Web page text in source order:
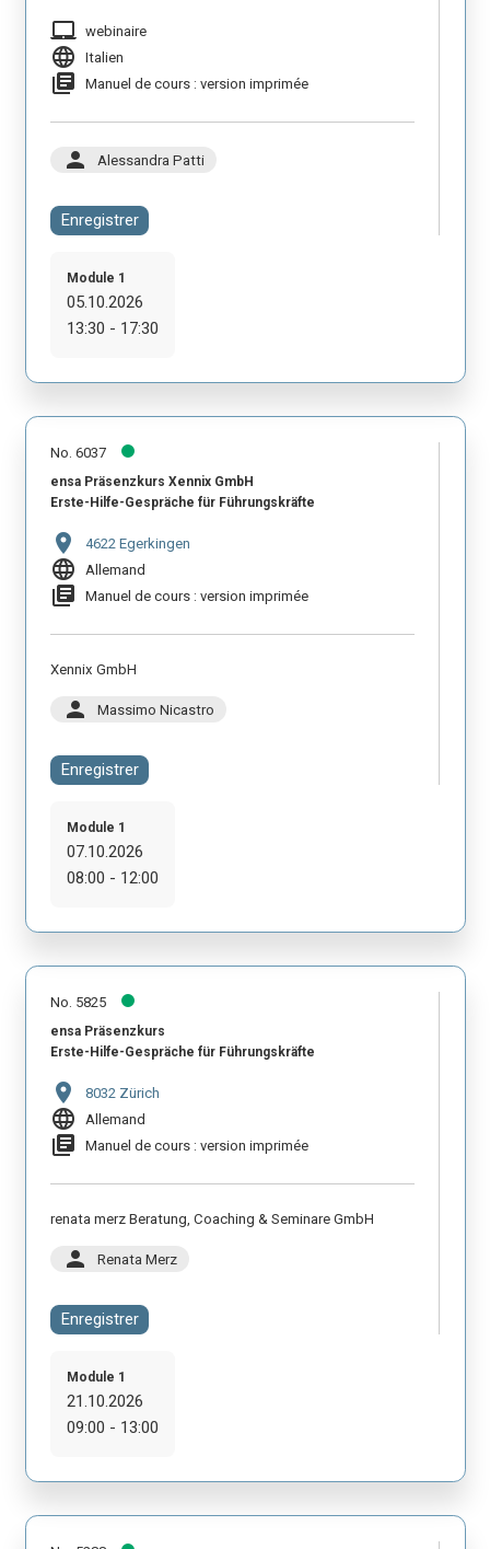
laptop_mac webinaire
language Italien
library_books Manuel de cours : version imprimée
person Alessandra Patti
Enregistrer
Module 1
05.10.2026
13:30 - 17:30
No. 6037
ensa Präsenzkurs Xennix GmbH
Erste-Hilfe-Gespräche für Führungskräfte
location_on 4622 Egerkingen
language Allemand
library_books Manuel de cours : version imprimée
Xennix GmbH
person Massimo Nicastro
Enregistrer
Module 1
07.10.2026
08:00 - 12:00
No. 5825
ensa Präsenzkurs
Erste-Hilfe-Gespräche für Führungskräfte
location_on 8032 Zürich
language Allemand
library_books Manuel de cours : version imprimée
renata merz Beratung, Coaching & Seminare GmbH
person Renata Merz
Enregistrer
Module 1
21.10.2026
09:00 - 13:00